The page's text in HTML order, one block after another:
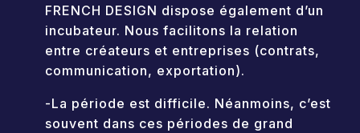
FRENCH DESIGN dispose également d’un
incubateur. Nous facilitons la relation
entre créateurs et entreprises (contrats,
communication, exportation).
-La période est difficile. Néanmoins, c’est
souvent dans ces périodes de grand